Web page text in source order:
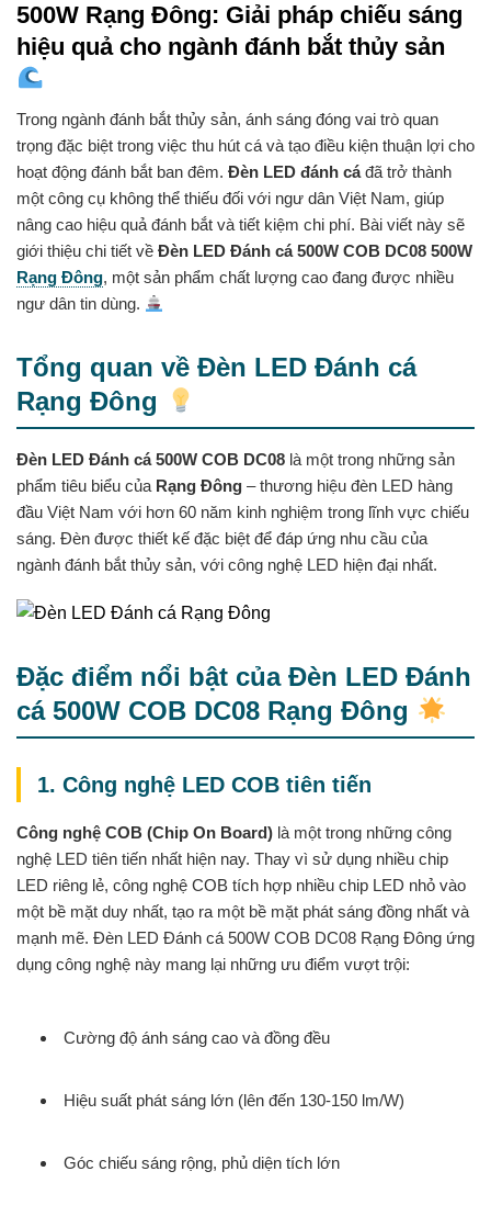
500W Rạng Đông: Giải pháp chiếu sáng
hiệu quả cho ngành đánh bắt thủy sản
Trong ngành đánh bắt thủy sản, ánh sáng đóng vai trò quan
trọng đặc biệt trong việc thu hút cá và tạo điều kiện thuận lợi cho
hoạt động đánh bắt ban đêm. Đèn LED đánh cáđã trở thành
một công cụ không thể thiếu đối với ngư dân Việt Nam, giúp
nâng cao hiệu quả đánh bắt và tiết kiệm chi phí. Bài viết này sẽ
giới thiệu chi tiết về Đèn LED Đánh cá 500W COB DC08 500W
Rạng Đông, một sản phẩm chất lượng cao đang được nhiều
ngư dân tin dùng.
Tổng quan về Đèn LED Đánh cá
Rạng Đông
Đèn LED Đánh cá 500W COB DC08 là một trong những sản
phẩm tiêu biểu của Rạng Đông – thương hiệu đèn LED hàng
đầu Việt Nam với hơn 60 năm kinh nghiệm trong lĩnh vực chiếu
sáng. Đèn được thiết kế đặc biệt để đáp ứng nhu cầu của
ngành đánh bắt thủy sản, với công nghệ LED hiện đại nhất.
Đặc điểm nổi bật của Đèn LED Đánh
cá 500W COB DC08 Rạng Đông
1. Công nghệ LED COB tiên tiến
Công nghệ COB (Chip On Board) là một trong những công
nghệ LED tiên tiến nhất hiện nay. Thay vì sử dụng nhiều chip
LED riêng lẻ, công nghệ COB tích hợp nhiều chip LED nhỏ vào
một bề mặt duy nhất, tạo ra một bề mặt phát sáng đồng nhất và
mạnh mẽ. Đèn LED Đánh cá 500W COB DC08 Rạng Đông ứng
dụng công nghệ này mang lại những ưu điểm vượt trội:
Cường độ ánh sáng cao và đồng đều
Hiệu suất phát sáng lớn (lên đến 130-150 lm/W)
Góc chiếu sáng rộng, phủ diện tích lớn